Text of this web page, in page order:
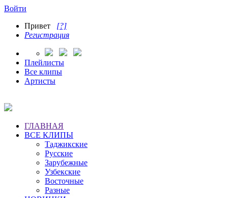
Войти
Привет [?]
Регистрация
Плейлисты
Все клипы
Артисты
ГЛАВНАЯ
ВСЕ КЛИПЫ
Таджикские
Русские
Зарубежные
Узбекские
Восточные
Разные